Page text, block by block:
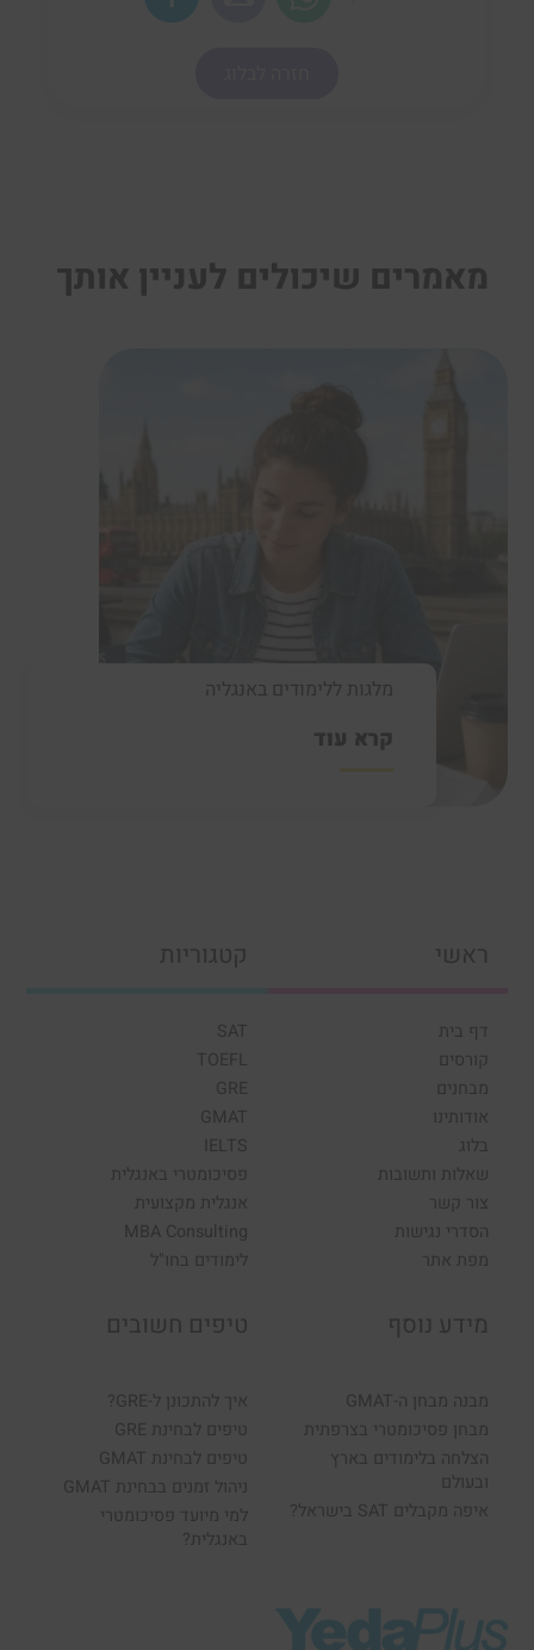
מאמרים שיכולים לעניין אותך
מלגות ללימודים באנגליה
קרא עוד
ראשי
דף בית
קורסים
מבחנים
אודותינו
בלוג
שאלות ותשובות
צור קשר
הסדרי נגישות
מפת אתר
קטגוריות
SAT
TOEFL
GRE
GMAT
IELTS
פסיכומטרי באנגלית
אנגלית מקצועית
MBA Consulting
לימודים בחו"ל
מידע נוסף
מבנה מבחן ה-GMAT
מבחן פסיכומטרי בצרפתית
הצלחה בלימודים בארץ
ובעולם
איפה מקבלים SAT בישראל?
טיפים חשובים
איך להתכונן ל-GRE?
טיפים לבחינת GRE
טיפים לבחינת GMAT
ניהול זמנים בבחינת GMAT
למי מיועד פסיכומטרי
באנגלית?